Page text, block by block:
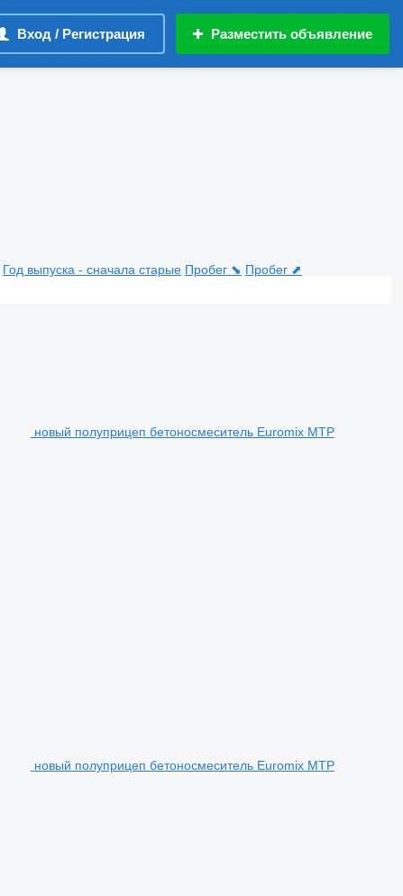
Вход / Регистрация Разместить объявление
Год выпуска - сначала старые Пробег ⬊ Пробег ⬈
новый полуприцеп бетоносмеситель Euromix MTP
новый полуприцеп бетоносмеситель Euromix MTP